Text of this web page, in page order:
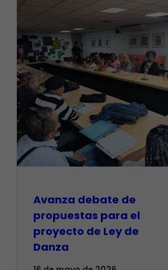
Avanza debate de
propuestas para el
proyecto de Ley de
Danza